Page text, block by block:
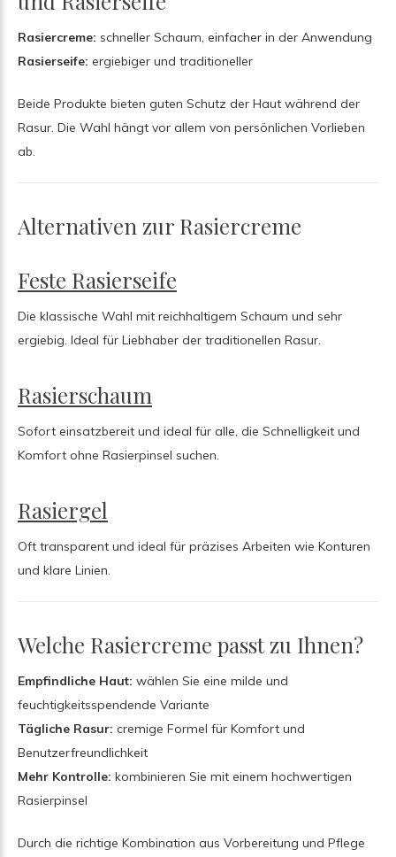
Rasiercreme: schneller Schaum, einfacher in der Anwendung
Rasierseife: ergiebiger und traditioneller
Beide Produkte bieten guten Schutz der Haut während der
Rasur. Die Wahl hängt vor allem von persönlichen Vorlieben
ab.
Alternativen zur Rasiercreme
Feste Rasierseife
Die klassische Wahl mit reichhaltigem Schaum und sehr
ergiebig. Ideal für Liebhaber der traditionellen Rasur.
Rasierschaum
Sofort einsatzbereit und ideal für alle, die Schnelligkeit und
Komfort ohne Rasierpinsel suchen.
Rasiergel
Oft transparent und ideal für präzises Arbeiten wie Konturen
und klare Linien.
Welche Rasiercreme passt zu Ihnen?
Empfindliche Haut: wählen Sie eine milde und
feuchtigkeitsspendende Variante
Tägliche Rasur: cremige Formel für Komfort und
Benutzerfreundlichkeit
Mehr Kontrolle: kombinieren Sie mit einem hochwertigen
Rasierpinsel
Durch die richtige Kombination aus Vorbereitung und Pflege